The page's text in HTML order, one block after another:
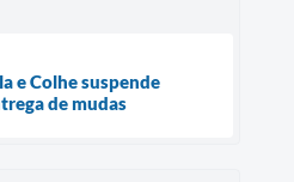
e Colhe suspende
de mudas